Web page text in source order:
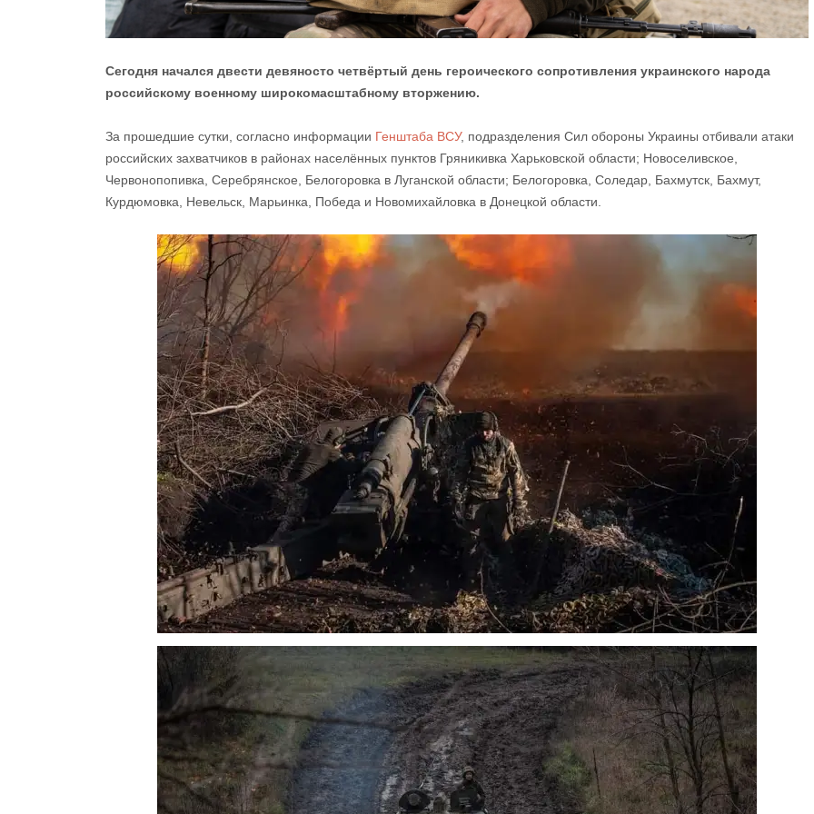
Сегодня начался двести девяносто четвёртый день героического сопротивления украинского народа
российскому военному широкомасштабному вторжению.
За прошедшие сутки, согласно информации Генштаба ВСУ, подразделения Сил обороны Украины отбивали атаки
российских захватчиков в районах населённых пунктов Гряникивка Харьковской области; Новоселивское,
Червонопопивка, Серебрянское, Белогоровка в Луганской области; Белогоровка, Соледар, Бахмутск, Бахмут,
Курдюмовка, Невельск, Марьинка, Победа и Новомихайловка в Донецкой области.